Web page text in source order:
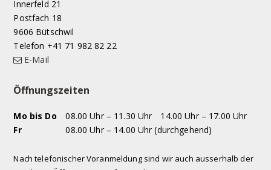
Innerfeld 21
Postfach 18
9606 Bütschwil
Telefon +41 71 982 82 22
E-Mail
Öffnungszeiten
WOCHENTAG VORMITTAG NACHMITTAG
Mo bis Do 08.00 Uhr – 11.30 Uhr
14.00 Uhr – 17.00 Uhr
Fr
08.00 Uhr – 14.00 Uhr (durchgehend)
Nach telefonischer Voranmeldung sind wir auch ausserhalb der